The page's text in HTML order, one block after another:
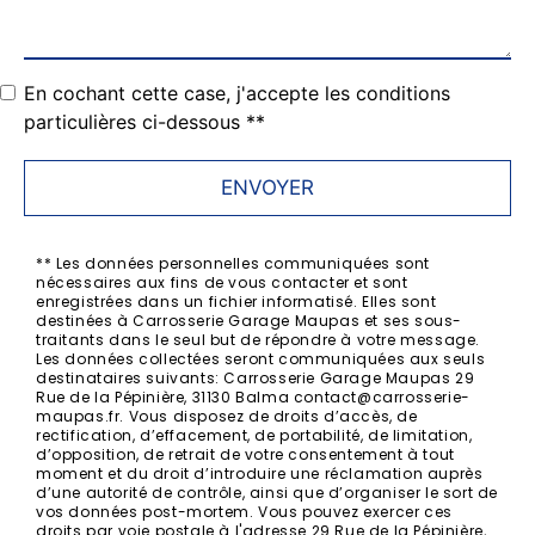
En cochant cette case, j'accepte les conditions
particulières ci-dessous **
ENVOYER
** Les données personnelles communiquées sont
nécessaires aux fins de vous contacter et sont
enregistrées dans un fichier informatisé. Elles sont
destinées à Carrosserie Garage Maupas et ses sous-
traitants dans le seul but de répondre à votre message.
Les données collectées seront communiquées aux seuls
destinataires suivants: Carrosserie Garage Maupas 29
Rue de la Pépinière, 31130 Balma contact@carrosserie-
maupas.fr. Vous disposez de droits d’accès, de
rectification, d’effacement, de portabilité, de limitation,
d’opposition, de retrait de votre consentement à tout
moment et du droit d’introduire une réclamation auprès
d’une autorité de contrôle, ainsi que d’organiser le sort de
vos données post-mortem. Vous pouvez exercer ces